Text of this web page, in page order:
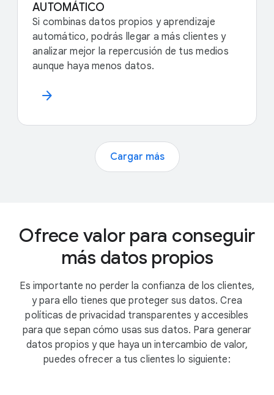
AUTOMÁTICO
Si combinas datos propios y aprendizaje
automático, podrás llegar a más clientes y
analizar mejor la repercusión de tus medios
aunque haya menos datos.
arrow_forward
Cargar más
Ofrece valor para conseguir
más datos propios
Es importante no perder la confianza de los clientes,
y para ello tienes que proteger sus datos. Crea
políticas de privacidad transparentes y accesibles
para que sepan cómo usas sus datos. Para generar
datos propios y que haya un intercambio de valor,
puedes ofrecer a tus clientes lo siguiente: